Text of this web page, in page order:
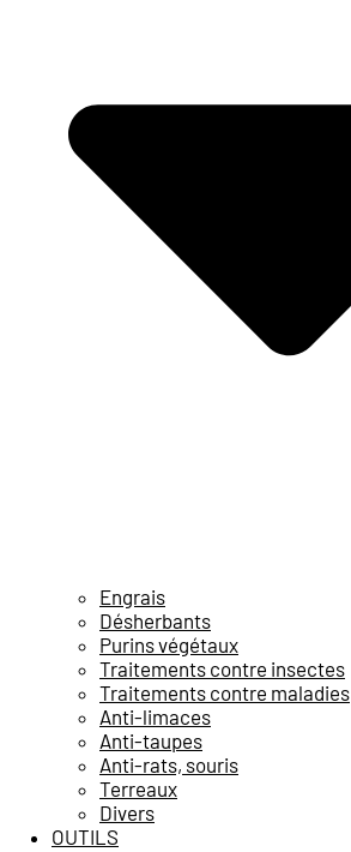
Engrais
Désherbants
Purins végétaux
Traitements contre insectes
Traitements contre maladies
Anti-limaces
Anti-taupes
Anti-rats, souris
Terreaux
Divers
OUTILS